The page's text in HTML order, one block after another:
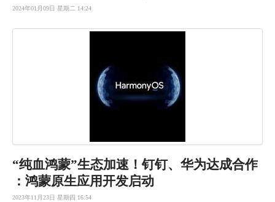
2024年01月09日 星期二 14:24
“纯血鸿蒙”生态加速！钉钉、华为达成合作
：鸿蒙原生应用开发启动
2023年11月23日 星期四 16:54